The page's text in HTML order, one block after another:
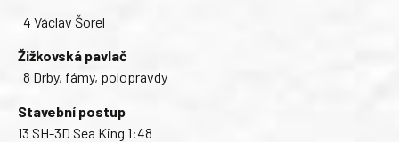
4 Václav Šorel
Žižkovská pavlač
8 Drby, fámy, polopravdy
Stavební postup
13 SH-3D Sea King 1:48